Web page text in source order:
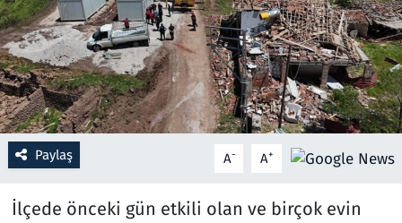
Paylaş A- A+
İlçede önceki gün etkili olan ve birçok evin
Resmi İlanlar
Rüya Tabirleri
Sağlık
Savunma Sanayi
Seçim 2023